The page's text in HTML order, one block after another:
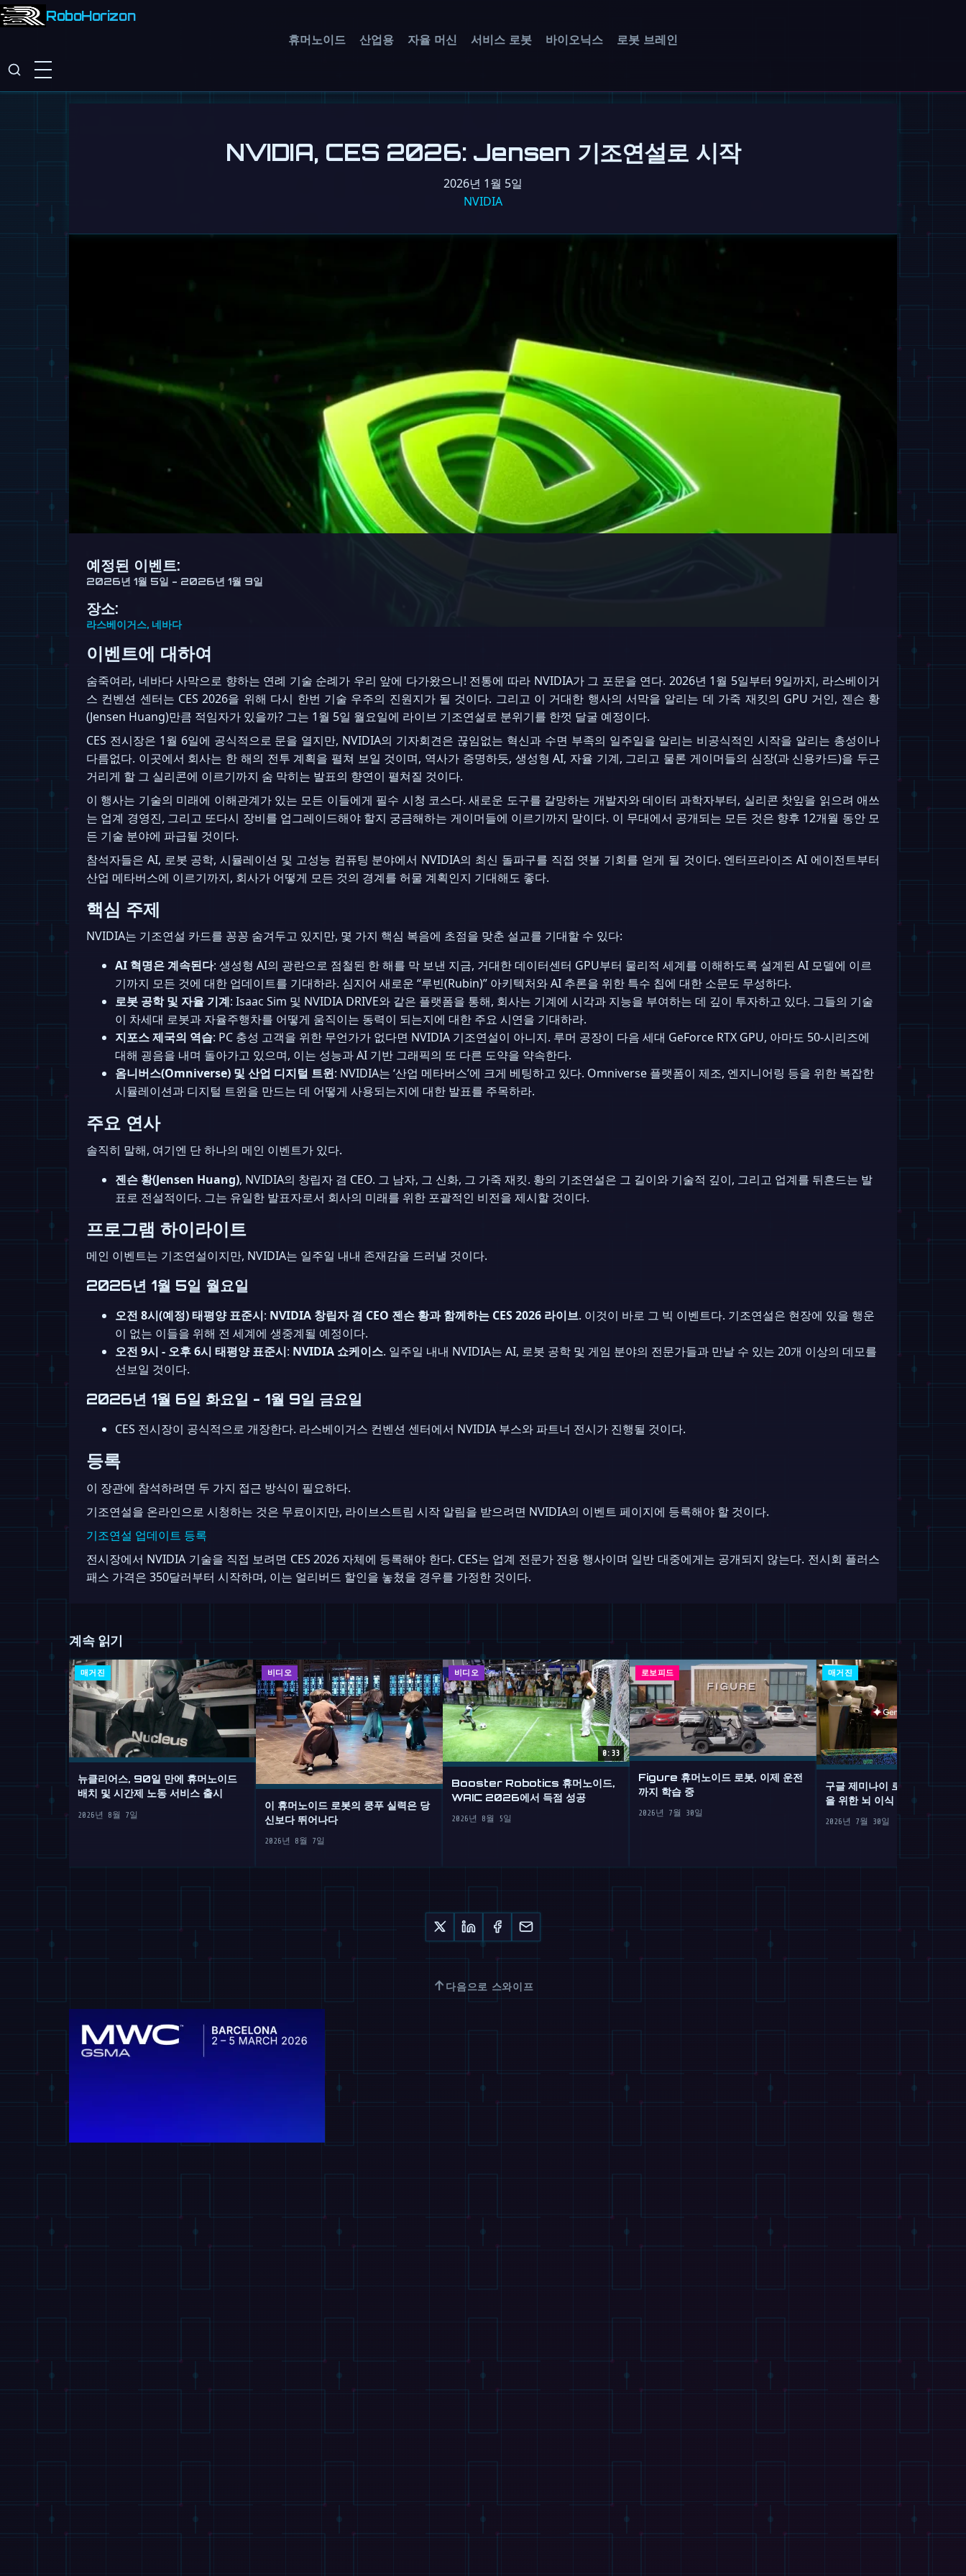
RoboHorizon
휴머노이드 산업용 자율 머신 서비스 로봇 바이오닉스 로봇 브레인
NVIDIA, CES 2026: Jensen 기조연설로 시작
2026년 1월 5일
NVIDIA
예정된 이벤트:
2026년 1월 5일 - 2026년 1월 9일
장소:
라스베이거스, 네바다
이벤트에 대하여
숨죽여라, 네바다 사막으로 향하는 연례 기술 순례가 우리 앞에 다가왔으니! 전통에 따라 NVIDIA가 그 포문을 연다. 2026년 1월 5일부터 9일까지, 라스베이거
스 컨벤션 센터는 CES 2026을 위해 다시 한번 기술 우주의 진원지가 될 것이다. 그리고 이 거대한 행사의 서막을 알리는 데 가죽 재킷의 GPU 거인, 젠슨 황
(Jensen Huang)만큼 적임자가 있을까? 그는 1월 5일 월요일에 라이브 기조연설로 분위기를 한껏 달굴 예정이다.
CES 전시장은 1월 6일에 공식적으로 문을 열지만, NVIDIA의 기자회견은 끊임없는 혁신과 수면 부족의 일주일을 알리는 비공식적인 시작을 알리는 총성이나
다름없다. 이곳에서 회사는 한 해의 전투 계획을 펼쳐 보일 것이며, 역사가 증명하듯, 생성형 AI, 자율 기계, 그리고 물론 게이머들의 심장(과 신용카드)을 두근
거리게 할 그 실리콘에 이르기까지 숨 막히는 발표의 향연이 펼쳐질 것이다.
이 행사는 기술의 미래에 이해관계가 있는 모든 이들에게 필수 시청 코스다. 새로운 도구를 갈망하는 개발자와 데이터 과학자부터, 실리콘 찻잎을 읽으려 애쓰
는 업계 경영진, 그리고 또다시 장비를 업그레이드해야 할지 궁금해하는 게이머들에 이르기까지 말이다. 이 무대에서 공개되는 모든 것은 향후 12개월 동안 모
든 기술 분야에 파급될 것이다.
참석자들은 AI, 로봇 공학, 시뮬레이션 및 고성능 컴퓨팅 분야에서 NVIDIA의 최신 돌파구를 직접 엿볼 기회를 얻게 될 것이다. 엔터프라이즈 AI 에이전트부터
산업 메타버스에 이르기까지, 회사가 어떻게 모든 것의 경계를 허물 계획인지 기대해도 좋다.
핵심 주제
NVIDIA는 기조연설 카드를 꽁꽁 숨겨두고 있지만, 몇 가지 핵심 복음에 초점을 맞춘 설교를 기대할 수 있다:
AI 혁명은 계속된다: 생성형 AI의 광란으로 점철된 한 해를 막 보낸 지금, 거대한 데이터센터 GPU부터 물리적 세계를 이해하도록 설계된 AI 모델에 이르
기까지 모든 것에 대한 업데이트를 기대하라. 심지어 새로운 “루빈(Rubin)” 아키텍처와 AI 추론을 위한 특수 칩에 대한 소문도 무성하다.
로봇 공학 및 자율 기계: Isaac Sim 및 NVIDIA DRIVE와 같은 플랫폼을 통해, 회사는 기계에 시각과 지능을 부여하는 데 깊이 투자하고 있다. 그들의 기술
이 차세대 로봇과 자율주행차를 어떻게 움직이는 동력이 되는지에 대한 주요 시연을 기대하라.
지포스 제국의 역습: PC 충성 고객을 위한 무언가가 없다면 NVIDIA 기조연설이 아니지. 루머 공장이 다음 세대 GeForce RTX GPU, 아마도 50-시리즈에
대해 굉음을 내며 돌아가고 있으며, 이는 성능과 AI 기반 그래픽의 또 다른 도약을 약속한다.
옴니버스(Omniverse) 및 산업 디지털 트윈: NVIDIA는 ‘산업 메타버스’에 크게 베팅하고 있다. Omniverse 플랫폼이 제조, 엔지니어링 등을 위한 복잡한
시뮬레이션과 디지털 트윈을 만드는 데 어떻게 사용되는지에 대한 발표를 주목하라.
주요 연사
솔직히 말해, 여기엔 단 하나의 메인 이벤트가 있다.
젠슨 황(Jensen Huang), NVIDIA의 창립자 겸 CEO. 그 남자, 그 신화, 그 가죽 재킷. 황의 기조연설은 그 길이와 기술적 깊이, 그리고 업계를 뒤흔드는 발
표로 전설적이다. 그는 유일한 발표자로서 회사의 미래를 위한 포괄적인 비전을 제시할 것이다.
프로그램 하이라이트
메인 이벤트는 기조연설이지만, NVIDIA는 일주일 내내 존재감을 드러낼 것이다.
2026년 1월 5일 월요일
오전 8시(예정) 태평양 표준시: NVIDIA 창립자 겸 CEO 젠슨 황과 함께하는 CES 2026 라이브. 이것이 바로 그 빅 이벤트다. 기조연설은 현장에 있을 행운
이 없는 이들을 위해 전 세계에 생중계될 예정이다.
오전 9시 - 오후 6시 태평양 표준시: NVIDIA 쇼케이스. 일주일 내내 NVIDIA는 AI, 로봇 공학 및 게임 분야의 전문가들과 만날 수 있는 20개 이상의 데모를
선보일 것이다.
2026년 1월 6일 화요일 - 1월 9일 금요일
CES 전시장이 공식적으로 개장한다. 라스베이거스 컨벤션 센터에서 NVIDIA 부스와 파트너 전시가 진행될 것이다.
등록
이 장관에 참석하려면 두 가지 접근 방식이 필요하다.
기조연설을 온라인으로 시청하는 것은 무료이지만, 라이브스트림 시작 알림을 받으려면 NVIDIA의 이벤트 페이지에 등록해야 할 것이다.
기조연설 업데이트 등록
전시장에서 NVIDIA 기술을 직접 보려면 CES 2026 자체에 등록해야 한다. CES는 업계 전문가 전용 행사이며 일반 대중에게는 공개되지 않는다. 전시회 플러스
패스 가격은 350달러부터 시작하며, 이는 얼리버드 할인을 놓쳤을 경우를 가정한 것이다.
계속 읽기
매거진
뉴클리어스, 90일 만에 휴머노이드
배치 및 시간제 노동 서비스 출시
2026년 8월 7일
비디오
이 휴머노이드 로봇의 쿵푸 실력은 당
신보다 뛰어나다
2026년 8월 7일
비디오
0:33
Booster Robotics 휴머노이드,
WAIC 2026에서 득점 성공
2026년 8월 5일
로보피드
Figure 휴머노이드 로봇, 이제 운전
까지 학습 중
2026년 7월 30일
매거진
구글 제미나이 로보틱스 2: 서
을 위한 뇌 이식
2026년 7월 30일
↑ 다음으로 스와이프